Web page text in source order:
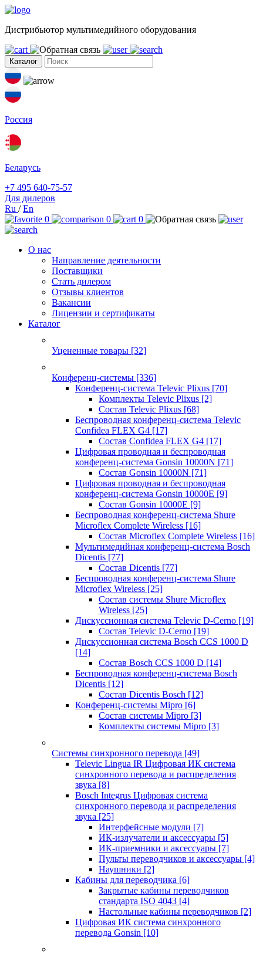
Дистрибьютор мультимедийного оборудования
Каталог
Россия
Беларусь
+7 495 640-75-57
Для дилеров
Ru /En
0
0 0
О нас
Направление деятельности
Поставщики
Стать дилером
Отзывы клиентов
Вакансии
Лицензии и сертификаты
Каталог
Уцененные товары [32]
Конференц-системы [336]
Конференц-система Televic Plixus [70]
Комплекты Televic Plixus [2]
Состав Televic Plixus [68]
Беспроводная конференц-система Televic
Confidea FLEX G4 [17]
Состав Confidea FLEX G4 [17]
Цифровая проводная и беспроводная
конференц-система Gonsin 10000N [71]
Состав Gonsin 10000N [71]
Цифровая проводная и беспроводная
конференц-система Gonsin 10000E [9]
Состав Gonsin 10000E [9]
Беспроводная конференц-система Shure
Microflex Complete Wireless [16]
Состав Microflex Complete Wireless [16]
Мультимедийная конференц-система Bosch
Dicentis [77]
Состав Dicentis [77]
Беспроводная конференц-система Shure
Microflex Wireless [25]
Состав системы Shure Microflex
Wireless [25]
Дискуссионная система Televic D-Cerno [19]
Состав Televic D-Cerno [19]
Дискуссионная система Bosch CCS 1000 D
[14]
Состав Bosch CCS 1000 D [14]
Беспроводная конференц-система Bosch
Dicentis [12]
Состав Dicentis Bosch [12]
Конференц-системы Mipro [6]
Состав системы Mipro [3]
Комплекты системы Mipro [3]
Системы синхронного перевода [49]
Televic Lingua IR Цифровая ИК система
синхронного перевода и распределения
звука [8]
Bosch Integrus Цифровая система
синхронного перевода и распределения
звука [25]
Интерфейсные модули [7]
ИК-излучатели и аксессуары [5]
ИК-приемники и аксессуары [7]
Пульты переводчиков и аксессуары [4]
Наушники [2]
Кабины для переводчика [6]
Закрытые кабины переводчиков
стандарта ISO 4043 [4]
Настольные кабины переводчиков [2]
Цифровая ИК система синхронного
перевода Gonsin [10]